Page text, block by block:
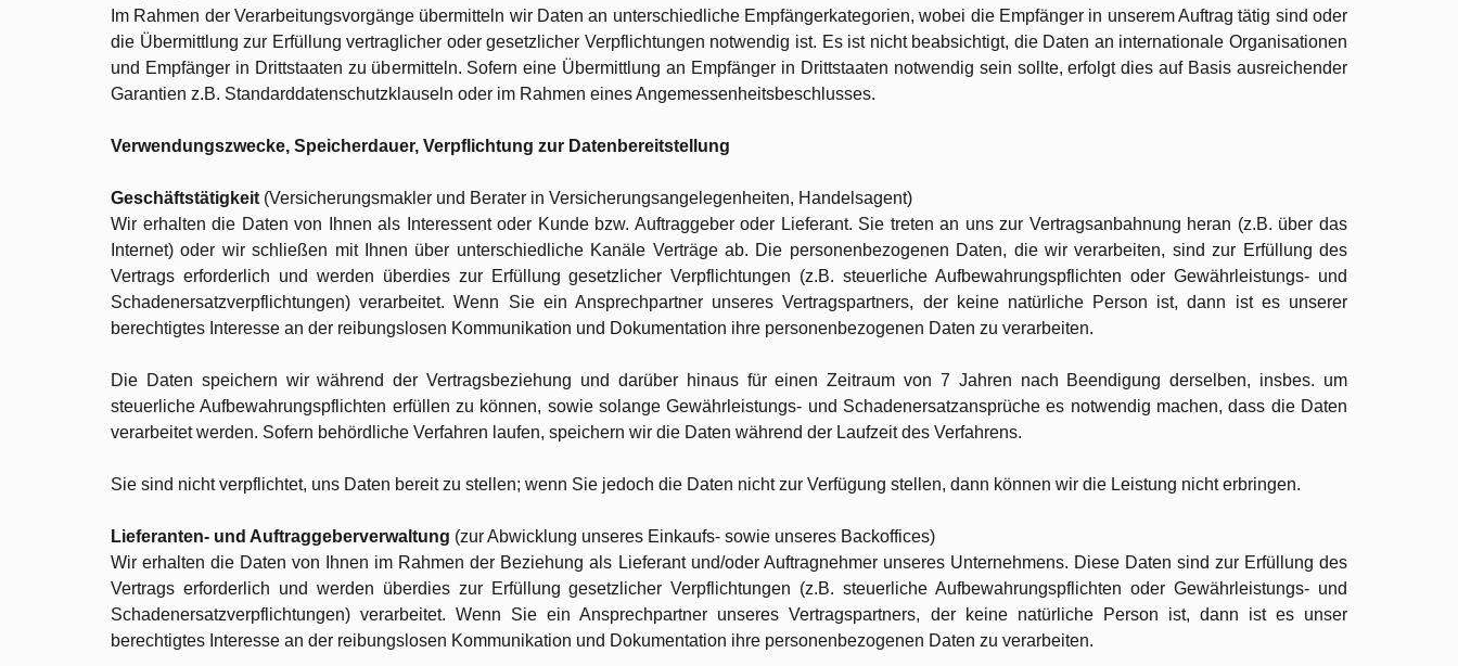
Im Rahmen der Verarbeitungsvorgänge übermitteln wir Daten an unterschiedliche Empfängerkategorien, wobei die Empfänger in unserem Auftrag tätig sind oder
die Übermittlung zur Erfüllung vertraglicher oder gesetzlicher Verpflichtungen notwendig ist. Es ist nicht beabsichtigt, die Daten an internationale Organisationen
und Empfänger in Drittstaaten zu übermitteln. Sofern eine Übermittlung an Empfänger in Drittstaaten notwendig sein sollte, erfolgt dies auf Basis ausreichender
Garantien z.B. Standarddatenschutzklauseln oder im Rahmen eines Angemessenheitsbeschlusses.
Verwendungszwecke, Speicherdauer, Verpflichtung zur Datenbereitstellung
Geschäftstätigkeit (Versicherungsmakler und Berater in Versicherungsangelegenheiten, Handelsagent)
Wir erhalten die Daten von Ihnen als Interessent oder Kunde bzw. Auftraggeber oder Lieferant. Sie treten an uns zur Vertragsanbahnung heran (z.B. über das
Internet) oder wir schließen mit Ihnen über unterschiedliche Kanäle Verträge ab. Die personenbezogenen Daten, die wir verarbeiten, sind zur Erfüllung des
Vertrags erforderlich und werden überdies zur Erfüllung gesetzlicher Verpflichtungen (z.B. steuerliche Aufbewahrungspflichten oder Gewährleistungs- und
Schadenersatzverpflichtungen) verarbeitet. Wenn Sie ein Ansprechpartner unseres Vertragspartners, der keine natürliche Person ist, dann ist es unserer
berechtigtes Interesse an der reibungslosen Kommunikation und Dokumentation ihre personenbezogenen Daten zu verarbeiten.
Die Daten speichern wir während der Vertragsbeziehung und darüber hinaus für einen Zeitraum von 7 Jahren nach Beendigung derselben, insbes. um
steuerliche Aufbewahrungspflichten erfüllen zu können, sowie solange Gewährleistungs- und Schadenersatzansprüche es notwendig machen, dass die Daten
verarbeitet werden. Sofern behördliche Verfahren laufen, speichern wir die Daten während der Laufzeit des Verfahrens.
Sie sind nicht verpflichtet, uns Daten bereit zu stellen; wenn Sie jedoch die Daten nicht zur Verfügung stellen, dann können wir die Leistung nicht erbringen.
Lieferanten- und Auftraggeberverwaltung (zur Abwicklung unseres Einkaufs- sowie unseres Backoffices)
Wir erhalten die Daten von Ihnen im Rahmen der Beziehung als Lieferant und/oder Auftragnehmer unseres Unternehmens. Diese Daten sind zur Erfüllung des
Vertrags erforderlich und werden überdies zur Erfüllung gesetzlicher Verpflichtungen (z.B. steuerliche Aufbewahrungspflichten oder Gewährleistungs- und
Schadenersatzverpflichtungen) verarbeitet. Wenn Sie ein Ansprechpartner unseres Vertragspartners, der keine natürliche Person ist, dann ist es unser
berechtigtes Interesse an der reibungslosen Kommunikation und Dokumentation ihre personenbezogenen Daten zu verarbeiten.